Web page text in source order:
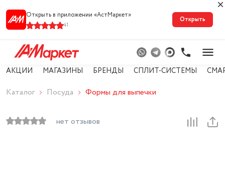
Открыть в приложении «АстМарке‪т‬»
41
Открыть
АКЦИИ МАГАЗИНЫ БРЕНДЫ СПЛИТ-СИСТЕМЫ
Каталог Посуда Формы для выпечки
нет отзывов